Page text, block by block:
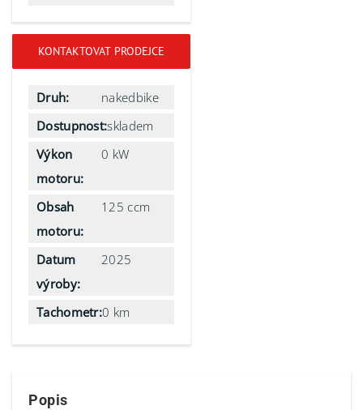
KONTAKTOVAT PRODEJCE
Druh:
nakedbike
Dostupnost:skladem
Výkon
motoru:
0 kW
Obsah
motoru:
125 ccm
Datum
výroby:
2025
Tachometr:0 km
Popis